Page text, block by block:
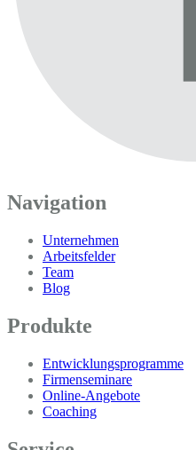
Navigation
Unternehmen
Arbeitsfelder
Team
Blog
Produkte
Entwicklungsprogramme
Firmenseminare
Online-Angebote
Coaching